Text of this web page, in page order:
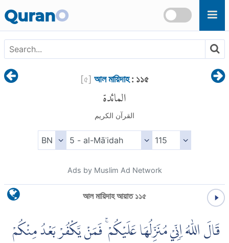
QuranO
[৫] আল মায়িদাহ: ১১৫
المائدة
القرآن الكريم
Ads by Muslim Ad Network
আল মায়িদাহ আয়াত ১১৫
قَالَ اللّٰهُ اِنِّيْ مُنَزِّلُهَا عَلَيْكُمْ ۚ فَمَنْ يَّكْفُرْ بَعْدُ مِنْكُمْ